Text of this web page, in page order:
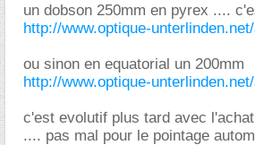
un dobson 250mm en pyrex ....
http://www.optique-
ou sinon en equatorial un 200mm
http://www.optique-
c'est evolutif plus tard avec
.... pas mal pour le pointage